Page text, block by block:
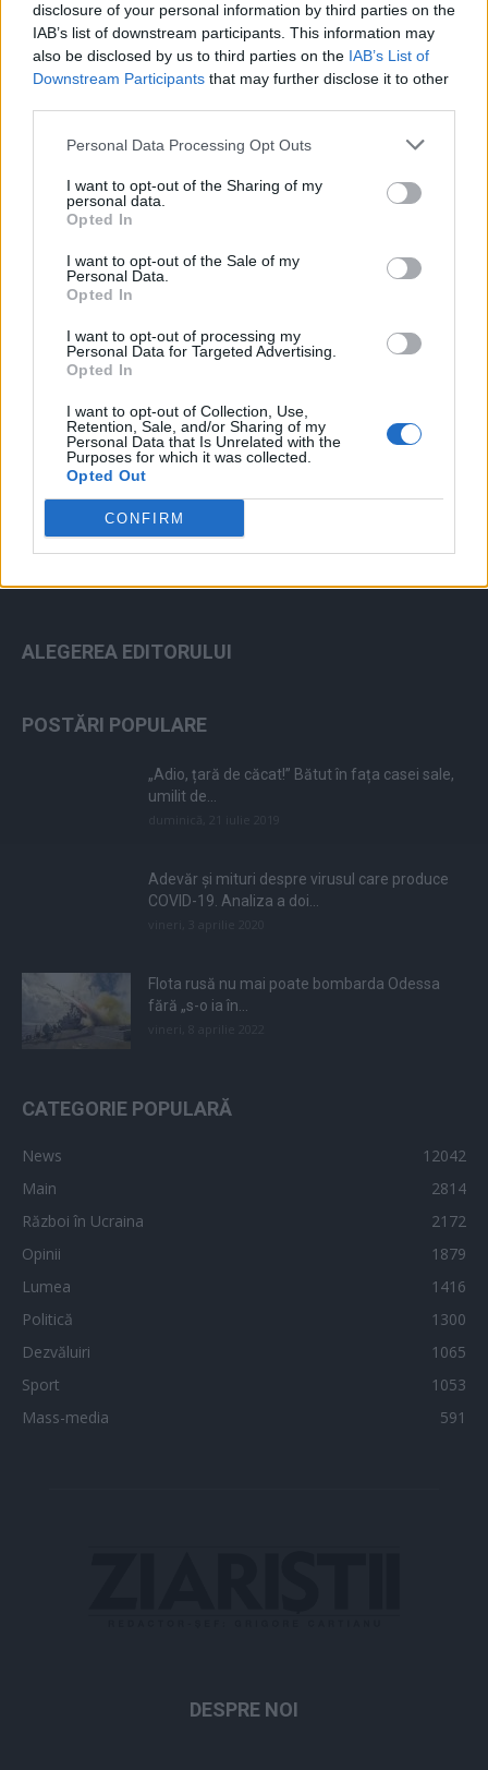
disclosure of your personal information by third parties on the
IAB’s list of downstream participants. This information may
also be disclosed by us to third parties on the IAB’s List of
Downstream Participants that may further disclose it to other
Personal Data Processing Opt Outs
I want to opt-out of the Sharing of my
personal data.
Opted In
I want to opt-out of the Sale of my
Personal Data.
Opted In
I want to opt-out of processing my
Personal Data for Targeted Advertising.
Opted In
I want to opt-out of Collection, Use,
Retention, Sale, and/or Sharing of my
Personal Data that Is Unrelated with the
Purposes for which it was collected.
Opted Out
CONFIRM
FAR (Coarnă)
România pe Primul Loc (Ponta)
Altul
Arhiva sondajelor
ad
ALEGEREA EDITORULUI
POSTĂRI POPULARE
„Adio, țară de căcat!” Bătut în fața casei sale,
umilit de...
Adevăr și mituri despre virusul care produce
COVID-19. Analiza a doi...
Flota rusă nu mai poate bombarda Odessa
fără „s-o ia în...
CATEGORIE POPULARĂ
News
12042
Main
2814
Război în Ucraina
2172
Opinii
1879
Lumea
1416
Politică
1300
Dezvăluiri
1065
Sport
1053
Mass-media
591
DESPRE NOI